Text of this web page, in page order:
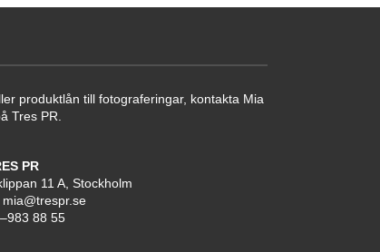
produktlån till fotograferingar, kontakta Mia
Tres PR.
PR
11 A, Stockholm
, mia@trespr.se
88 55